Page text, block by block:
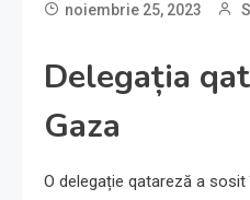
noiembrie 25, 2023
Delegația
Gaza
O delegație qatareză a